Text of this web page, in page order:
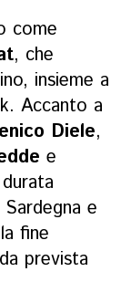
come
, che
insieme a
Accanto a
Diele,
e
e
fine
prevista